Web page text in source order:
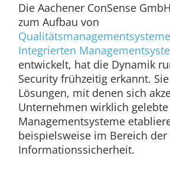
Die Aachener ConSense
zum Aufbau von
Integrierten
entwickelt, hat die Dynamik
Security frühzeitig erkannt.
Lösungen, mit denen sich
Unternehmen wirklich gelebte
Managementsysteme
beispielsweise im Bereich der
Informationssicherheit.